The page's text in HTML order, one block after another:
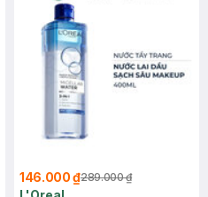
146.000 ₫289.000 ₫